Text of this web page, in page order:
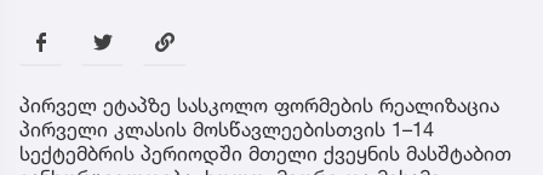
პირველ ეტაპზე სასკოლო ფორმების რეალიზაცია
პირველი კლასის მოსწავლეებისთვის 1–14
სექტემბრის პერიოდში მთელი ქვეყნის მასშტაბით